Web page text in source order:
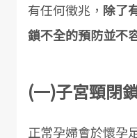
有任何徵兆， 除了
鎖不全的預防並不
(一)子宮頸閉
正常孕婦會於懷孕